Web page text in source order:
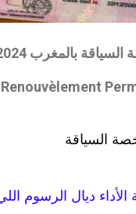
بالمغرب 2024
السياقة
ديال الرسوم اللي هي